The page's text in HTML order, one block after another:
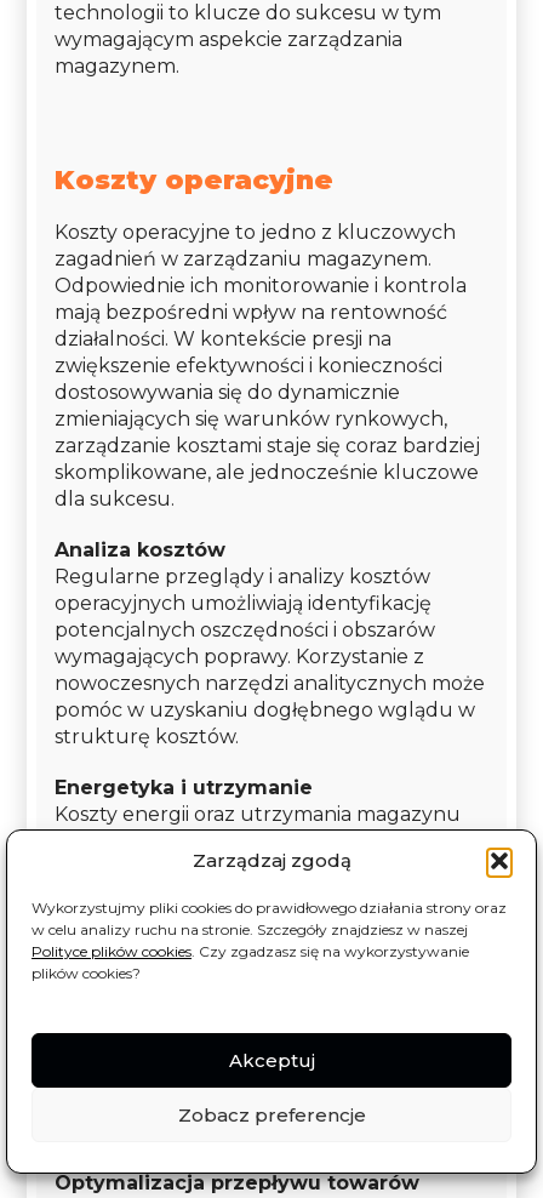
Zarządzaj zgodą
Wykorzystujmy pliki cookies do prawidłowego działania strony oraz
w celu analizy ruchu na stronie. Szczegóły znajdziesz w naszej
Polityce plików cookies. Czy zgadzasz się na wykorzystywanie
plików cookies?
Akceptuj
Zobacz preferencje
technologii to klucze do sukcesu w tym
wymagającym aspekcie zarządzania
magazynem.
Koszty operacyjne
Koszty operacyjne to jedno z kluczowych
zagadnień w zarządzaniu magazynem.
Odpowiednie ich monitorowanie i kontrola
mają bezpośredni wpływ na rentowność
działalności. W kontekście presji na
zwiększenie efektywności i konieczności
dostosowywania się do dynamicznie
zmieniających się warunków rynkowych,
zarządzanie kosztami staje się coraz bardziej
skomplikowane, ale jednocześnie kluczowe
dla sukcesu.
Analiza kosztów
Regularne przeglądy i analizy kosztów
operacyjnych umożliwiają identyfikację
potencjalnych oszczędności i obszarów
wymagających poprawy. Korzystanie z
nowoczesnych narzędzi analitycznych może
pomóc w uzyskaniu dogłębnego wglądu w
strukturę kosztów.
Energetyka i utrzymanie
Koszty energii oraz utrzymania magazynu
Inwestycje w energooszczędne rozwiązania,
energią, mogą przynieść znaczące
oszczędności w dłuższej perspektywie.
obszarach magazynu może znacząco
potrzebę pracy manualnej i zmniejszając
Optymalizacja przepływu towarów